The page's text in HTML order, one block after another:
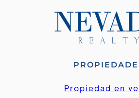
Propiedad en